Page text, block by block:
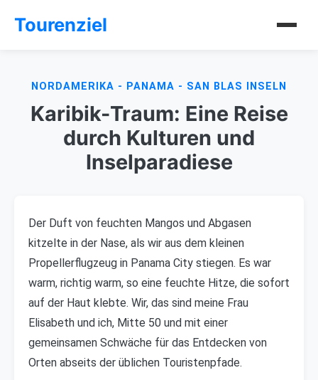
Tourenziel
NORDAMERIKA - PANAMA - SAN BLAS INSELN
Karibik-Traum: Eine Reise
durch Kulturen und
Inselparadiese
Der Duft von feuchten Mangos und Abgasen
kitzelte in der Nase, als wir aus dem kleinen
Propellerflugzeug in Panama City stiegen. Es war
warm, richtig warm, so eine feuchte Hitze, die sofort
auf der Haut klebte. Wir, das sind meine Frau
Elisabeth und ich, Mitte 50 und mit einer
gemeinsamen Schwäche für das Entdecken von
Orten abseits der üblichen Touristenpfade.